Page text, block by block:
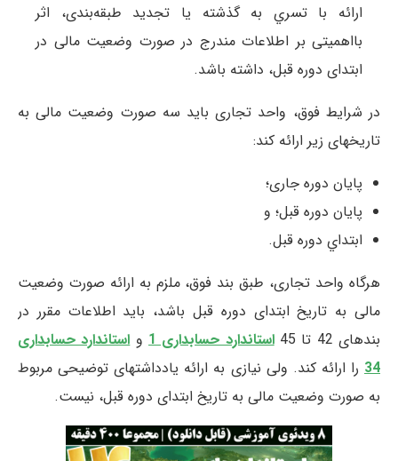
ارائه با تسري به گذشته یا تجدید طبقه‌بندی، اثر
بااهمیتی بر اطلاعات مندرج در صورت وضعیت مالی در
ابتدای دوره قبل، داشته باشد.
در شرایط فوق، واحد تجاری باید سه صورت وضعیت مالی به
تاریخهای زیر ارائه کند:
پايان دوره جاری؛
پایان دوره قبل؛ و
ابتداي دوره قبل.
هرگاه واحد تجاری، طبق بند فوق، ملزم به ارائه صورت وضعیت
مالی به تاریخ ابتدای دوره قبل باشد، باید اطلاعات مقرر در
بندهای 42 تا 45
استاندارد حسابداری 1 و استاندارد حسابداری
34را ارائه كند. ولی نیازی به ارائه یادداشتهای توضیحی مربوط
به صورت وضعیت مالی به تاریخ ابتدای دوره قبل، نيست.